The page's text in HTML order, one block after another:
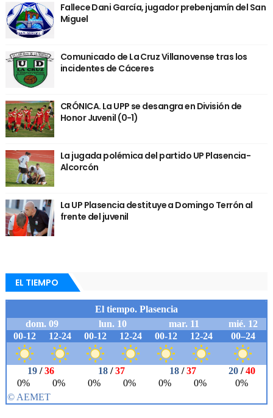
Fallece Dani García, jugador prebenjamín del San
Miguel
Comunicado de La Cruz Villanovense tras los
incidentes de Cáceres
CRÓNICA. La UPP se desangra en División de
Honor Juvenil (0-1)
La jugada polémica del partido UP Plasencia-
Alcorcón
La UP Plasencia destituye a Domingo Terrón al
frente del juvenil
EL TIEMPO